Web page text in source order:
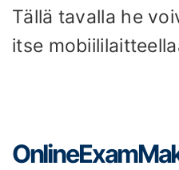
Tällä tavalla he
itse